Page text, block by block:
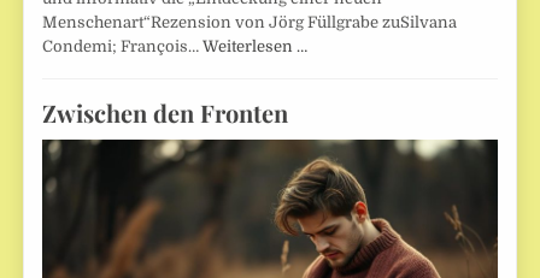
Menschenart“Rezension von Jörg Füllgrabe zuSilvana
Condemi; François…Weiterlesen …
Zwischen den Fronten